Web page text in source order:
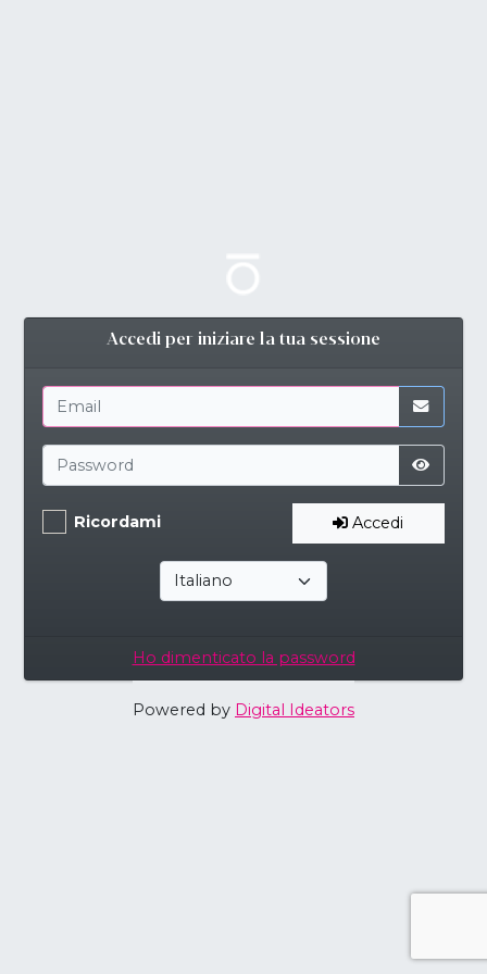
Accedi per iniziare la tua sessione
Ricordami Accedi
Ho dimenticato la password
Powered by Digital Ideators